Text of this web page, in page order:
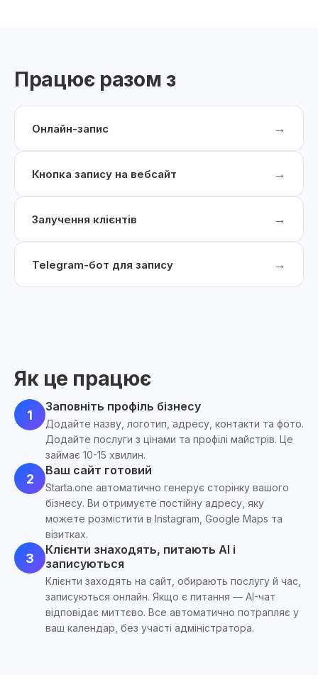
Працює разом з
Онлайн-запис →
Кнопка запису на вебсайт →
Залучення клієнтів →
Telegram-бот для запису →
Як це працює
1
Заповніть профіль бізнесу
Додайте назву, логотип, адресу, контакти та фото.
Додайте послуги з цінами та профілі майстрів. Це
займає 10-15 хвилин.
2
Ваш сайт готовий
Starta.one автоматично генерує сторінку вашого
бізнесу. Ви отримуєте постійну адресу, яку
можете розмістити в Instagram, Google Maps та
візитках.
3
Клієнти знаходять, питають AI і
записуються
Клієнти заходять на сайт, обирають послугу й час,
записуються онлайн. Якщо є питання — AI-чат
відповідає миттєво. Все автоматично потрапляє у
ваш календар, без участі адміністратора.